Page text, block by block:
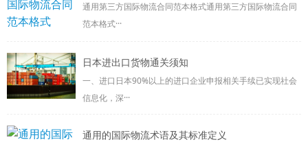
通用第三方国际物流合同范本格式通用第三方国际物流合同
范本格式···
日本进出口货物通关须知
一、进口日本90%以上的进口企业申报相关手续已实现社会
信息化，深···
通用的国际物流术语及其标准定义